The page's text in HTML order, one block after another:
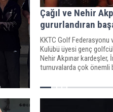
Çağıl ve Nehir
gururlandıran
KKTC Golf Federasyonu
Kulübü üyesi genç
Nehir Akpınar kardeşler,
turnuvalarda çok önemli